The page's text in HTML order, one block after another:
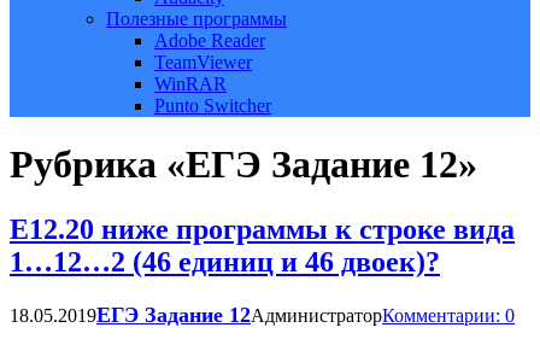
Полезные программы
Adobe Reader
TeamViewer
WinRAR
Punto Switcher
Рубрика «ЕГЭ Задание 12»
Е12.20 ниже программы к строке вида
1…12…2 (46 единиц и 46 двоек)?
18.05.2019ЕГЭ Задание 12АдминистраторКомментарии: 0